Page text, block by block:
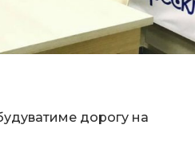
дорогу на